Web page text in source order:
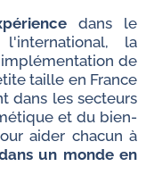
dans le
la
de
taille en France
dans les secteurs
et du bien-
aider chacun à
un monde en